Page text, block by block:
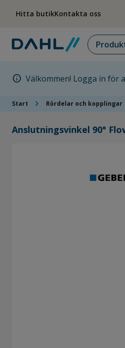
Hitta butikKontakta oss
info Välkommen! Logga in för
Start chevron_right Rördelar och kopplingar
Anslutningsvinkel 90°